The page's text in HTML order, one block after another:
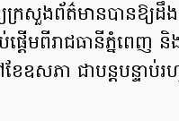
ក្រសួង​ព័ត៌មាន​បាន​ឱ្យ​ដឹ
ដើម​ពី​រាជធានី​ភ្នំពេញ
ែ​ឧសភា ជាបន្ដ​បន្ទាប់​